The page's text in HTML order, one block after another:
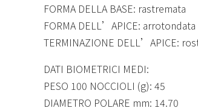
FORMA DELLA BASE: rastremata
FORMA DELL’APICE: arrotondata
TERMINAZIONE DELL’APICE:
DATI BIOMETRICI MEDI:
PESO 100 NOCCIOLI (g): 45
DIAMETRO POLARE mm: 14.70